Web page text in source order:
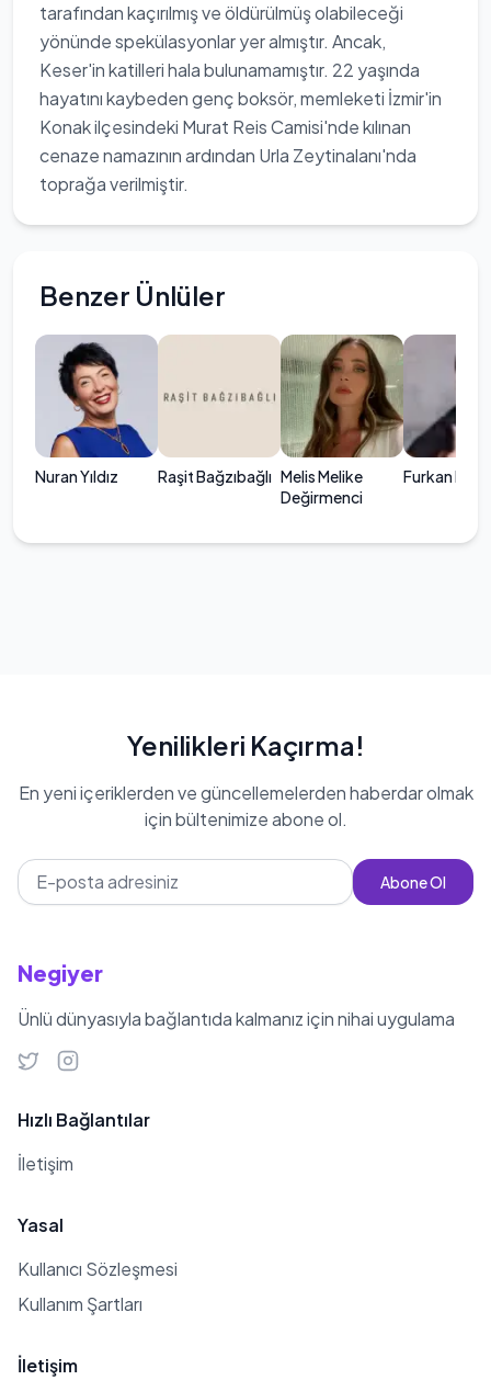
tarafından kaçırılmış ve öldürülmüş olabileceği
yönünde spekülasyonlar yer almıştır. Ancak,
Keser'in katilleri hala bulunamamıştır. 22 yaşında
hayatını kaybeden genç boksör, memleketi İzmir'in
Konak ilçesindeki Murat Reis Camisi'nde kılınan
cenaze namazının ardından Urla Zeytinalanı'nda
toprağa verilmiştir.
Benzer Ünlüler
Nuran Yıldız Raşit Bağzıbağlı Melis Melike
Değirmenci
Furkan
Yenilikleri Kaçırma!
En yeni içeriklerden ve güncellemelerden haberdar olmak
için bültenimize abone ol.
Abone Ol
Negiyer
Ünlü dünyasıyla bağlantıda kalmanız için nihai uygulama
Hızlı Bağlantılar
İletişim
Yasal
Kullanıcı Sözleşmesi
Kullanım Şartları
İletişim